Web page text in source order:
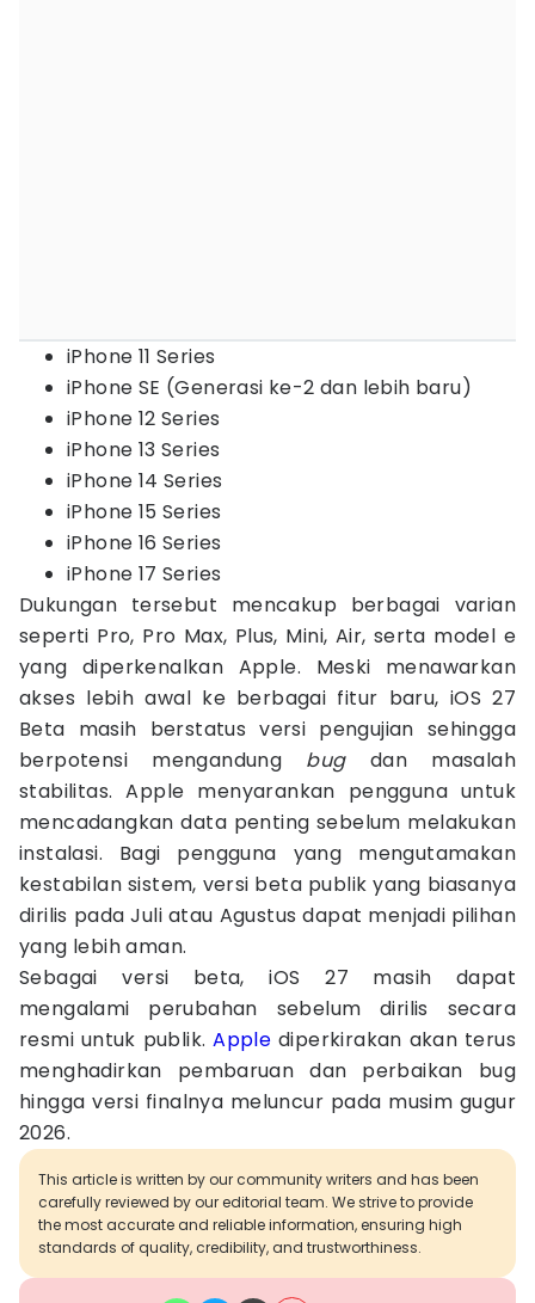
iPhone 11 Series
iPhone SE (Generasi ke-2 dan lebih baru)
iPhone 12 Series
iPhone 13 Series
iPhone 14 Series
iPhone 15 Series
iPhone 16 Series
iPhone 17 Series
Dukungan tersebut mencakup berbagai varian
seperti Pro, Pro Max, Plus, Mini, Air, serta model e
yang diperkenalkan Apple. Meski menawarkan
akses lebih awal ke berbagai fitur baru, iOS 27
Beta masih berstatus versi pengujian sehingga
berpotensi mengandung bugdan masalah
stabilitas. Apple menyarankan pengguna untuk
mencadangkan data penting sebelum melakukan
instalasi. Bagi pengguna yang mengutamakan
kestabilan sistem, versi beta publik yang biasanya
dirilis pada Juli atau Agustus dapat menjadi pilihan
yang lebih aman.
Sebagai versi beta, iOS 27 masih dapat
mengalami perubahan sebelum dirilis secara
resmi untuk publik. Apple diperkirakan akan terus
menghadirkan pembaruan dan perbaikan bug
hingga versi finalnya meluncur pada musim gugur
2026.
This article is written by our community writers and has been
carefully reviewed by our editorial team. We strive to provide
the most accurate and reliable information, ensuring high
standards of quality, credibility, and trustworthiness.